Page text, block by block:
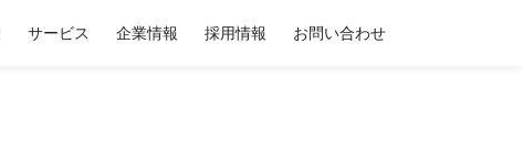
サービス 企業情報 採用情報 お問い合わせ